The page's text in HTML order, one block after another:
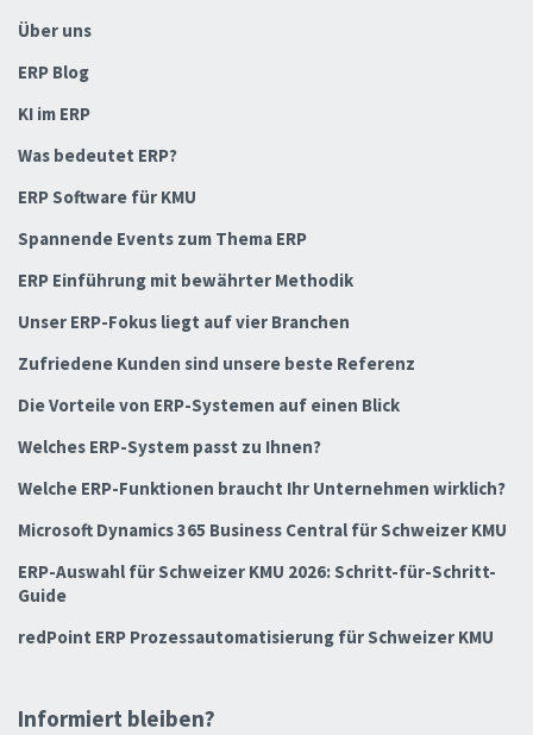
Über uns
ERP Blog
KI im ERP
Was bedeutet ERP?
ERP Software für KMU
Spannende Events zum Thema ERP
ERP Einführung mit bewährter Methodik
Unser ERP-Fokus liegt auf vier Branchen
Zufriedene Kunden sind unsere beste Referenz
Die Vorteile von ERP-Systemen auf einen Blick
Welches ERP-System passt zu Ihnen?
Welche ERP-Funktionen braucht Ihr Unternehmen wirklich?
Microsoft Dynamics 365 Business Central für Schweizer KMU
ERP-Auswahl für Schweizer KMU 2026: Schritt-für-Schritt-
Guide
redPoint ERP Prozessautomatisierung für Schweizer KMU
Informiert bleiben?